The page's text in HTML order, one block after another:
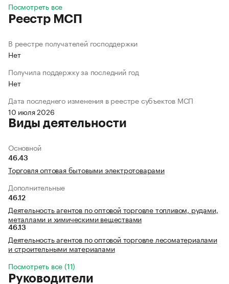
Посмотреть все
Реестр МСП
В реестре получателей господдержки
Нет
Получила поддержку за последний год
Нет
Дата последнего изменения в реестре субъектов МСП
10 июля 2026
Виды деятельности
Основной
46.43
Торговля оптовая бытовыми электротоварами
Дополнительные
46.12
Деятельность агентов по оптовой торговле топливом, рудами,
металлами и химическими веществами
46.13
Деятельность агентов по оптовой торговле лесоматериалами
и строительными материалами
Посмотреть все (11)
Руководители